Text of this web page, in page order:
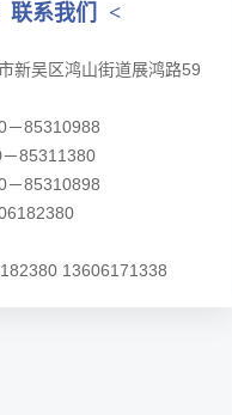
联系我们 <
新吴区鸿山街道展鸿路59
85310988
85310898
13606171338